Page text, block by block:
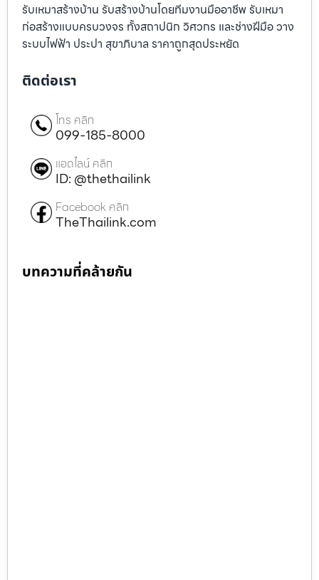
รับเหมาสร้างบ้าน รับสร้างบ้านโดยทีมงานมืออาชีพ รับเหมา
ก่อสร้างแบบครบวงจร ทั้งสถาปนิก วิศวกร และช่างฝีมือ วาง
ระบบไฟฟ้า ประปา สุขาภิบาล ราคาถูกสุดประหยัด
ติดต่อเรา
โทร คลิก
099-185-8000
แอดไลน์ คลิก
ID: @thethailink
Facebook คลิก
TheThailink.com
บทความที่คล้ายกัน